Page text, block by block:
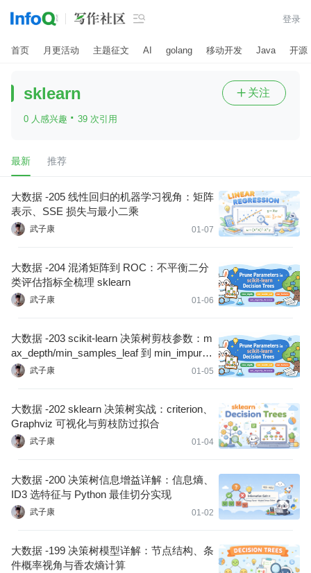
 登录
首页 月更活动 主题征文 AI golang 移动开发 Java 开源
sklearn
0 人感兴趣 · 39 次引用
 关注
最新 推荐
大数据 -205 线性回归的机器学习视角：矩阵
表示、SSE 损失与最小二乘
武子康 01-07
大数据 -204 混淆矩阵到 ROC：不平衡二分
类评估指标全梳理 sklearn
武子康 01-06
大数据 -203 scikit-learn 决策树剪枝参数：m
ax_depth/min_samples_leaf 到 min_impurity
_decrease
武子康 01-05
大数据 -202 sklearn 决策树实战：criterion、
Graphviz 可视化与剪枝防过拟合
武子康 01-04
大数据 -200 决策树信息增益详解：信息熵、
ID3 选特征与 Python 最佳切分实现
武子康 01-02
大数据 -199 决策树模型详解：节点结构、条
件概率视角与香农熵计算